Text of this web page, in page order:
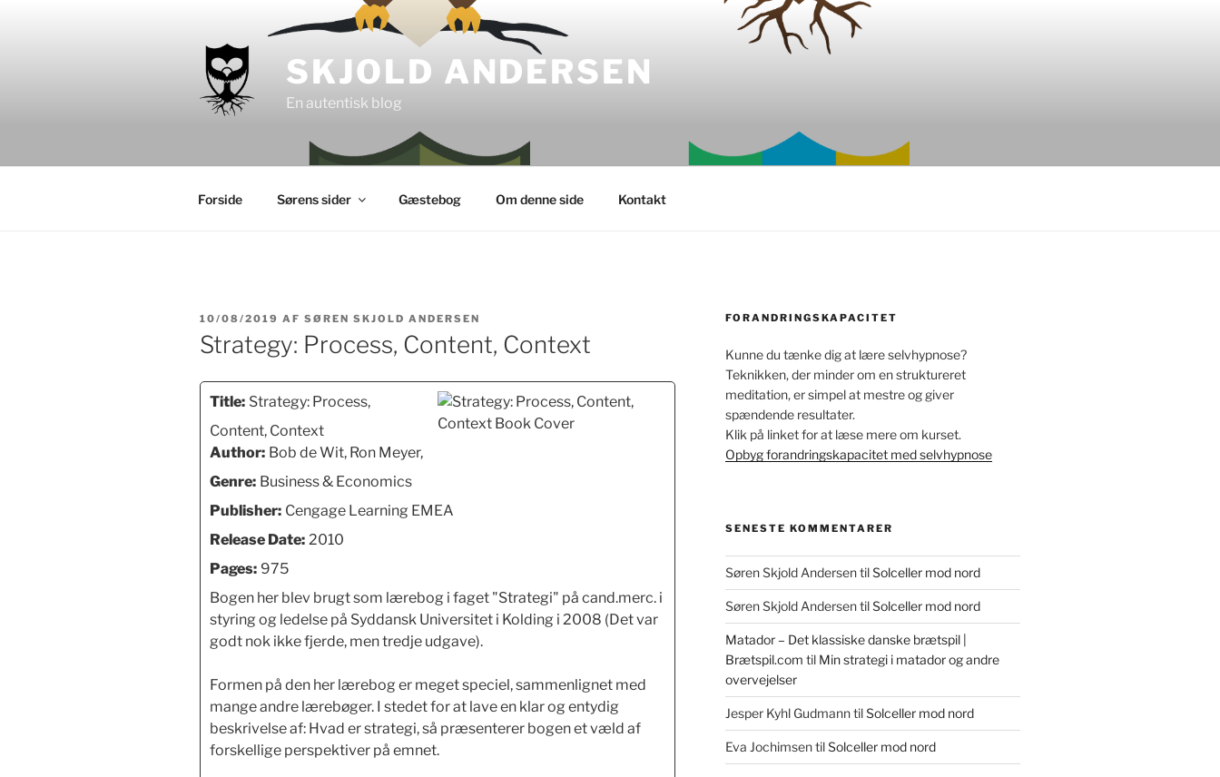
SKJOLD ANDERSEN
En autentisk blog
Forside Sørens sider Gæstebog Om denne side Kontakt
UDGIVET
DEN
10/08/2019 AF SØREN SKJOLD ANDERSEN
Strategy: Process, Content, Context
Title: Strategy: Process,
Content, Context
Author: Bob de Wit, Ron Meyer,
Genre: Business & Economics
Publisher: Cengage Learning EMEA
Release Date: 2010
Pages: 975
Bogen her blev brugt som lærebog i faget "Strategi" på cand.merc. i
styring og ledelse på Syddansk Universitet i Kolding i 2008 (Det var
godt nok ikke fjerde, men tredje udgave).
Formen på den her lærebog er meget speciel, sammenlignet med
mange andre lærebøger. I stedet for at lave en klar og entydig
beskrivelse af: Hvad er strategi, så præsenterer bogen et væld af
forskellige perspektiver på emnet.
FORANDRINGSKAPACITET
Kunne du tænke dig at lære selvhypnose?
Teknikken, der minder om en struktureret
meditation, er simpel at mestre og giver
spændende resultater.
Klik på linket for at læse mere om kurset.
Opbyg forandringskapacitet med selvhypnose
SENESTE KOMMENTARER
Søren Skjold AndersentilSolceller mod nord
Søren Skjold AndersentilSolceller mod nord
Matador – Det klassiske danske brætspil |
Brætspil.com til Min strategi i matador og andre
overvejelser
Jesper Kyhl GudmanntilSolceller mod nord
Eva JochimsentilSolceller mod nord